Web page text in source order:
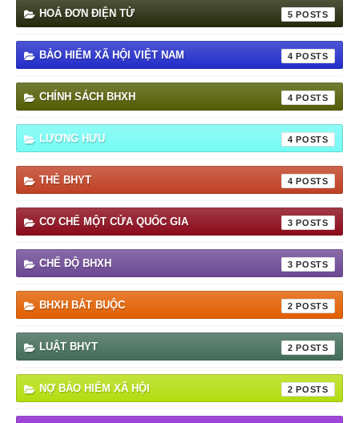
HOÁ ĐƠN ĐIỆN TỬ 5
BẢO HIỂM XÃ HỘI VIỆT NAM 4
CHÍNH SÁCH BHXH 4
LƯƠNG HƯU 4
THẺ BHYT 4
CƠ CHẾ MỘT CỬA QUỐC GIA 3
CHẾ ĐỘ BHXH 3
BHXH BẮT BUỘC 2
LUẬT BHYT 2
NỢ BẢO HIỂM XÃ HỘI 2